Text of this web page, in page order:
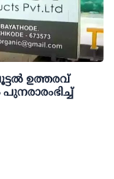
ഉത്തരവ്